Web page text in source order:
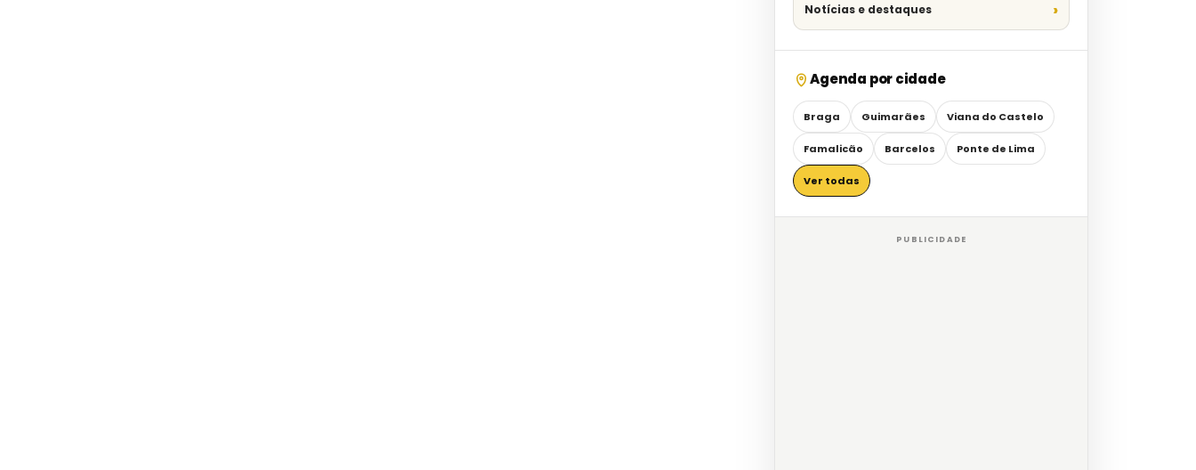
Notícias e destaques
Agenda por cidade
Braga Guimarães Viana do Castelo
Famalicão Barcelos Ponte de Lima
Ver todas
PUBLICIDADE